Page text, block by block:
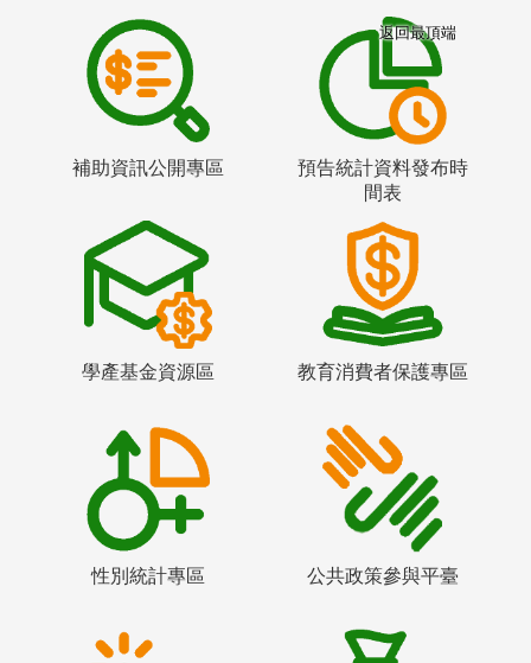
補助資訊公開專區
預告統計資料發布時
間表
學產基金資源區 教育消費者保護專區
性別統計專區 公共政策參與平臺
返回最頂端